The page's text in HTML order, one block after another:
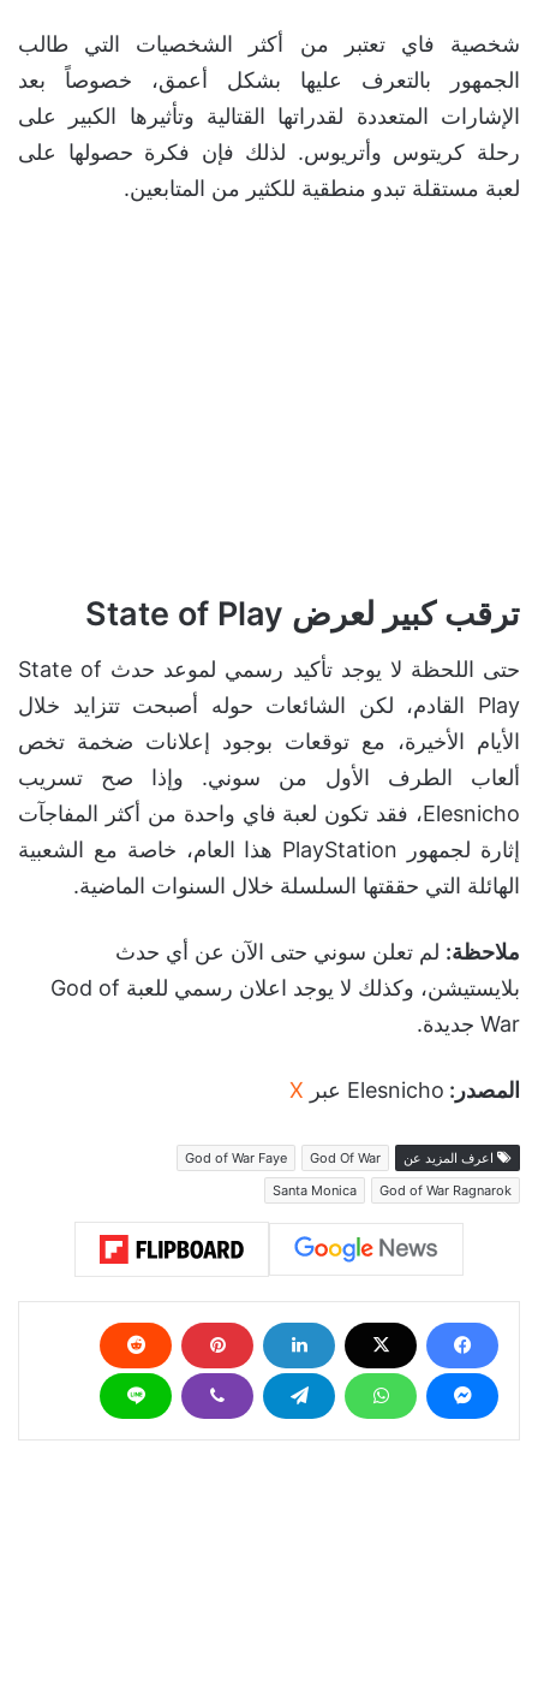
شخصية فاي تعتبر من أكثر الشخصيات التي طالب
الجمهور بالتعرف عليها بشكل أعمق، خصوصاً بعد
الإشارات المتعددة لقدراتها القتالية وتأثيرها الكبير على
رحلة كريتوس وأتريوس. لذلك فإن فكرة حصولها على
لعبة مستقلة تبدو منطقية للكثير من المتابعين.
ترقب كبير لعرض State of Play
حتى اللحظة لا يوجد تأكيد رسمي لموعد حدث State of
Play القادم، لكن الشائعات حوله أصبحت تتزايد خلال
الأيام الأخيرة، مع توقعات بوجود إعلانات ضخمة تخص
ألعاب الطرف الأول من سوني. وإذا صح تسريب
Elesnicho، فقد تكون لعبة فاي واحدة من أكثر المفاجآت
إثارة لجمهور PlayStation هذا العام، خاصة مع الشعبية
الهائلة التي حققتها السلسلة خلال السنوات الماضية.
ملاحظة: لم تعلن سوني حتى الآن عن أي حدث
بلايستيشن، وكذلك لا يوجد اعلان رسمي للعبة God of
War جديدة.
المصدر: Elesnicho عبر X
اعرف المزيد عن God Of War
God of War Faye
God of War Ragnarok
Santa Monica